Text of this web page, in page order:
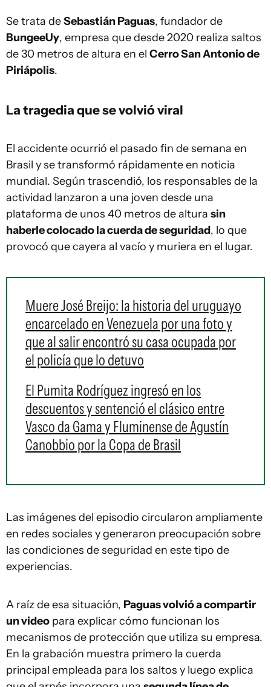
Se trata deSebastián Paguas, fundador de
BungeeUy, empresa que desde 2020 realiza saltos
de 30 metros de altura en el Cerro San Antonio de
Piriápolis.
La tragedia que se volvió viral
El accidente ocurrió el pasado fin de semana en
Brasil y se transformó rápidamente en noticia
mundial. Según trascendió, los responsables de la
actividad lanzaron a una joven desde una
plataforma de unos 40 metros de altura sin
haberle colocado la cuerda de seguridad, lo que
provocó que cayera al vacío y muriera en el lugar.
Muere José Breijo: la historia del uruguayo
encarcelado en Venezuela por una foto y
que al salir encontró su casa ocupada por
el policía que lo detuvo
El Pumita Rodríguez ingresó en los
descuentos y sentenció el clásico entre
Vasco da Gama y Fluminense de Agustín
Canobbio por la Copa de Brasil
Las imágenes del episodio circularon ampliamente
en redes sociales y generaron preocupación sobre
las condiciones de seguridad en este tipo de
experiencias.
A raíz de esa situación, Paguas volvió a compartir
un video para explicar cómo funcionan los
mecanismos de protección que utiliza su empresa.
En la grabación muestra primero la cuerda
principal empleada para los saltos y luego explica